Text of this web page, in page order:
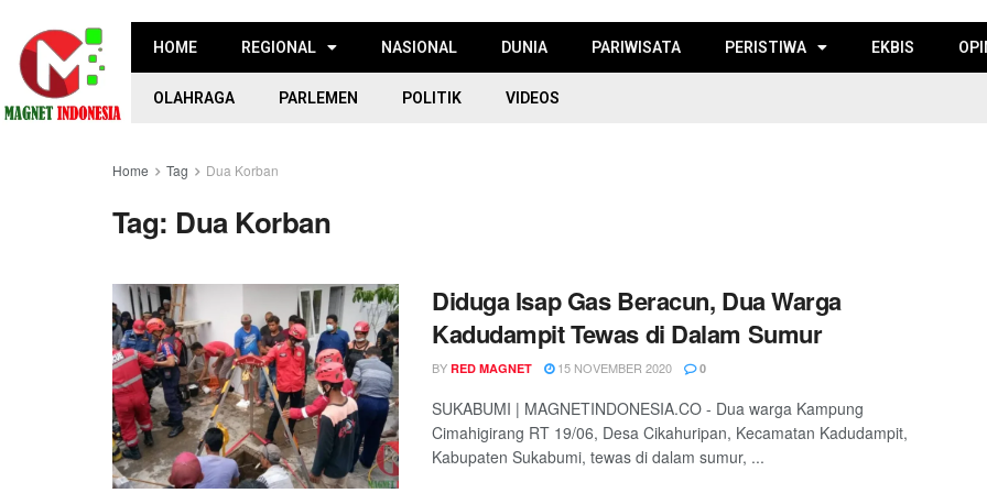
HOME REGIONAL NASIONAL DUNIA PARIWISATA PERISTIWA EKBIS
OLAHRAGA PARLEMEN POLITIK VIDEOS
Home Tag Dua Korban
Tag: Dua Korban
Diduga Isap Gas Beracun, Dua Warga
Kadudampit Tewas di Dalam Sumur
BY RED MAGNET 15 NOVEMBER 2020 0
SUKABUMI | MAGNETINDONESIA.CO - Dua warga Kampung
Cimahigirang RT 19/06, Desa Cikahuripan, Kecamatan Kadudampit,
Kabupaten Sukabumi, tewas di dalam sumur, ...